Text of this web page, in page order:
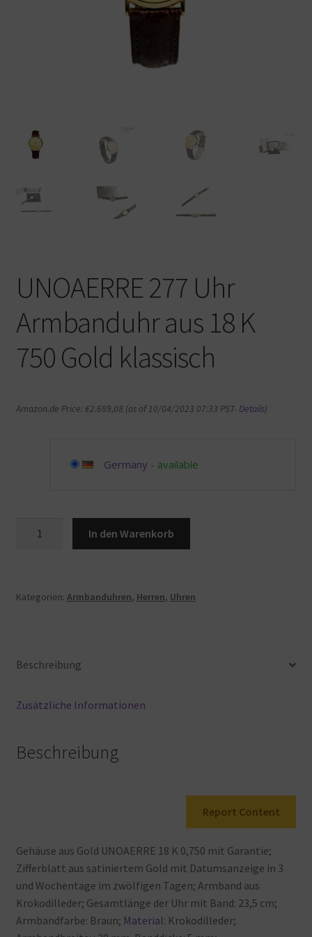
UNOAERRE 277 Uhr
Armbanduhr aus 18 K
750 Gold klassisch
Amazon.de Price: €2.689,08 (as of 10/04/2023 07:33 PST- Details)
Germany - available
aus
Gold
Menge
In den Warenkorb
Kategorien: Armbanduhren, Herren, Uhren
Beschreibung
Zusätzliche Informationen
Beschreibung
Report Content
Gehäuse aus Gold UNOAERRE 18 K 0,750 mit Garantie;
Zifferblatt aus satiniertem Gold mit Datumsanzeige in 3
und Wochentage im zwölfigen Tagen; Armband aus
Krokodilleder; Gesamtlänge der Uhr mit Band: 23,5 cm;
Armbandfarbe: Braun; Material: Krokodilleder;